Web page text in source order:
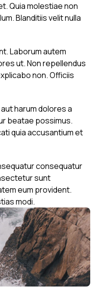
Quia molestiae non
Blanditiis velit nulla
Laborum autem
ut. Non repellendus
non. Officiis
harum dolores a
beatae possimus.
quia accusantium et
consequatur
sunt
eum provident.
modi.